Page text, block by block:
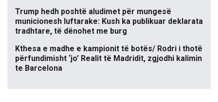
Trump hedh poshtë aludimet për mungesë
municionesh luftarake: Kush ka publikuar deklarata
tradhtare, të dënohet me burg
Kthesa e madhe e kampionit të botës/ Rodri i thotë
përfundimisht ‘jo’ Realit të Madridit, zgjodhi kalimin
te Barcelona